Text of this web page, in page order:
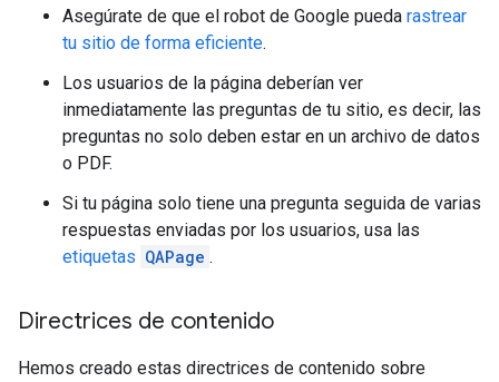
Asegúrate de que el robot de Google pueda rastrear
tu sitio de forma eficiente.
Los usuarios de la página deberían ver
inmediatamente las preguntas de tu sitio, es decir, las
preguntas no solo deben estar en un archivo de datos
o PDF.
Si tu página solo tiene una pregunta seguida de varias
respuestas enviadas por los usuarios, usa las
etiquetas QAPage .
Directrices de contenido
Hemos creado estas directrices de contenido sobre